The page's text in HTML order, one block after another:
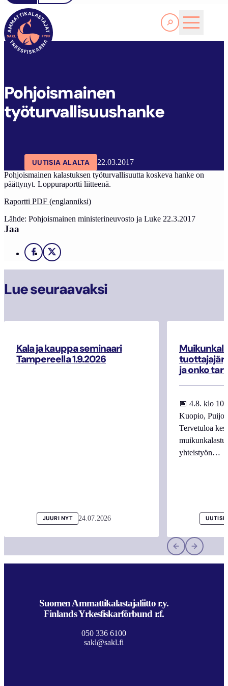
Lue lisää
SAKL
Pohjoismainen
työturvallisuushanke
UUTISIA ALALTA
22.03.2017
Pohjoismainen kalastuksen työturvallisuutta koskeva hanke on
päättynyt. Loppuraportti liitteenä.
Raportti PDF (englanniksi)
Lähde: Pohjoismainen ministerineuvosto ja Luke 22.3.2017
Jaa
Facebook
X
Lue seuraavaksi
Kala ja kauppa seminaari
Tampereella 1.9.2026
JUURI NYT 24.07.2026
ja onko
📅 4.8. klo
Kuopio,
Tervetuloa
yhteistyön…
Suomen Ammattikalastajaliitto r.y.
Finlands Yrkesfiskarförbund r.f.
050 336 6100
sakl@sakl.fi